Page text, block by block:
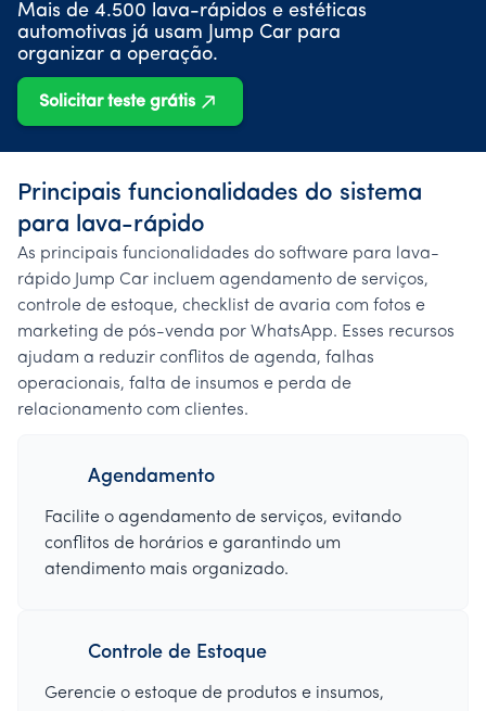
Mais de 4.500 lava-rápidos e estéticas
automotivas já usam Jump Car para
organizar a operação.
Solicitar teste grátis
Principais funcionalidades do sistema
para lava-rápido
As principais funcionalidades do software para lava-
rápido Jump Car incluem agendamento de serviços,
controle de estoque, checklist de avaria com fotos e
marketing de pós-venda por WhatsApp. Esses recursos
ajudam a reduzir conflitos de agenda, falhas
operacionais, falta de insumos e perda de
relacionamento com clientes.
Agendamento
Facilite o agendamento de serviços, evitando
conflitos de horários e garantindo um
atendimento mais organizado.
Controle de Estoque
Gerencie o estoque de produtos e insumos,